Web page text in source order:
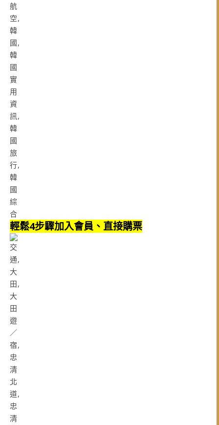
輕鬆4步驟加入會員、直接購票